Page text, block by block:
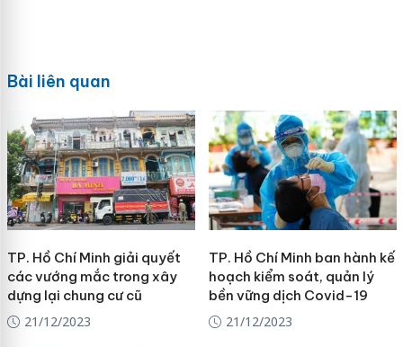
Bài liên quan
TP. Hồ Chí Minh giải quyết
các vướng mắc trong xây
dựng lại chung cư cũ
21/12/2023
TP. Hồ Chí Minh ban hành kế
hoạch kiểm soát, quản lý
bền vững dịch Covid-19
21/12/2023